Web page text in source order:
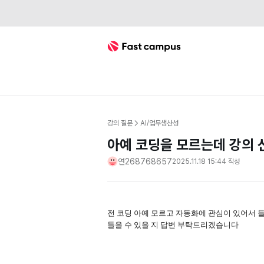
Fast Campus
강의 질문 AI/업무생산성
아예 코딩을 모르는데 강의
연2687686572025.11.18 15:44 작성
전 코딩 아예 모르고 자동화에 관심이 있어서
들을 수 있을 지 답변 부탁드리겠습니다